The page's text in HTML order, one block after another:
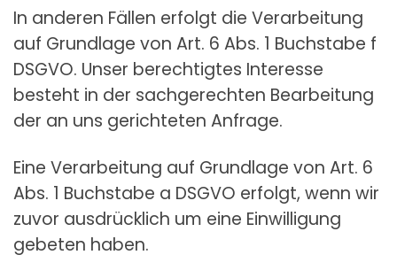
In anderen Fällen erfolgt die Verarbeitung
auf Grundlage von Art. 6 Abs. 1 Buchstabe f
DSGVO. Unser berechtigtes Interesse
besteht in der sachgerechten Bearbeitung
der an uns gerichteten Anfrage.
Eine Verarbeitung auf Grundlage von Art. 6
Abs. 1 Buchstabe a DSGVO erfolgt, wenn wir
zuvor ausdrücklich um eine Einwilligung
gebeten haben.